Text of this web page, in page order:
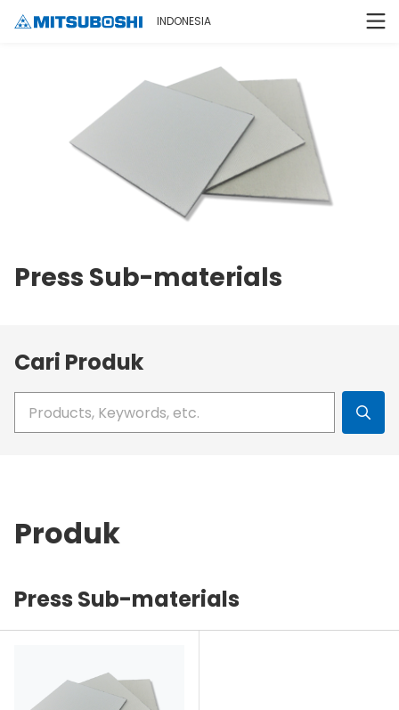
INDONESIA
Press Sub-materials
Cari Produk
Masukkan query pencarian Anda
Produk
Press Sub-materials